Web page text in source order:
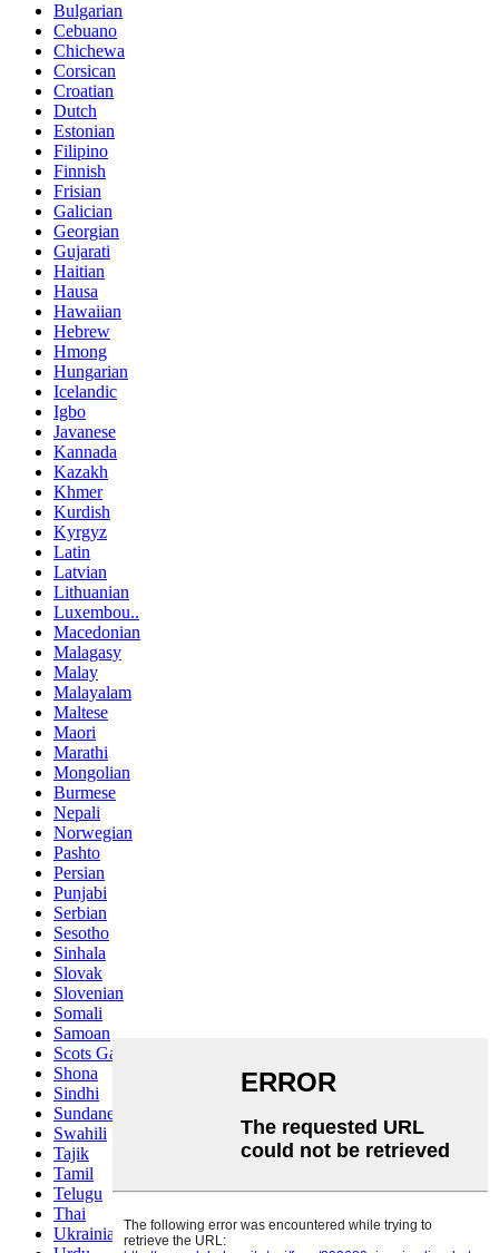
Bulgarian
Cebuano
Chichewa
Corsican
Croatian
Dutch
Estonian
Filipino
Finnish
Frisian
Galician
Georgian
Gujarati
Haitian
Hausa
Hawaiian
Hebrew
Hmong
Hungarian
Icelandic
Igbo
Javanese
Kannada
Kazakh
Khmer
Kurdish
Kyrgyz
Latin
Latvian
Lithuanian
Luxembou..
Macedonian
Malagasy
Malay
Malayalam
Maltese
Maori
Marathi
Mongolian
Burmese
Nepali
Norwegian
Pashto
Persian
Punjabi
Serbian
Sesotho
Sinhala
Slovak
Slovenian
Somali
Samoan
Scots Gaelic
Shona
Sindhi
Sundanese
Swahili
Tajik
Tamil
Telugu
Thai
Ukrainian